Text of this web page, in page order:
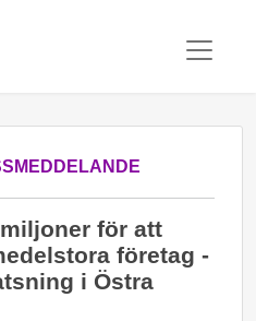
för att
företag -
i Östra